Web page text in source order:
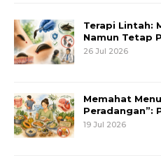
Terapi Lintah:
Namun Tetap
26 Jul 2026
Memahat
Peradangan”:
19 Jul 2026